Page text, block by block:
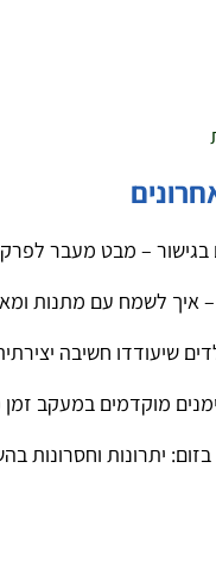
בגישור – מבט מעבר
– איך לשמח עם מתנות
מוקדמים במעקב
יתרונות וחסרונות